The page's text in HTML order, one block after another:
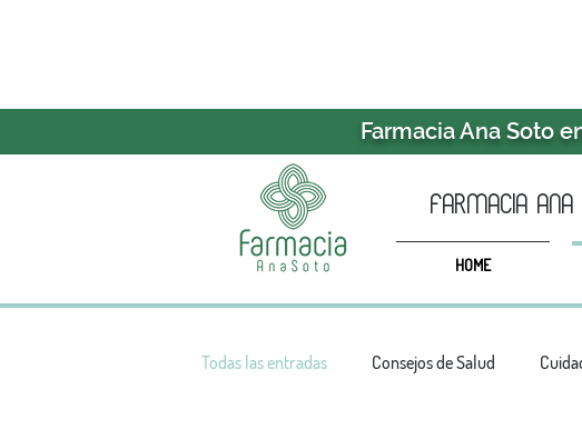
farmacia ANA
HOME
Farmacia Ana Soto
Todas las entradas Consejos de Salud